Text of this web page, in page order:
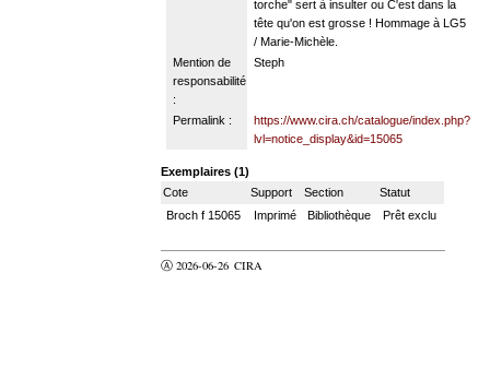
torche" sert à insulter ou C'est dans la
tête qu'on est grosse ! Hommage à LG5
/ Marie-Michèle.
Mention de
responsabilité
:
Steph
Permalink :
https://www.cira.ch/catalogue/index.php?
lvl=notice_display&id=15065
Exemplaires (1)
Cote
Support Section
Statut
Broch f 15065
Imprimé Bibliothèque Prêt exclu
Ⓐ 2026-06-26 CIRA